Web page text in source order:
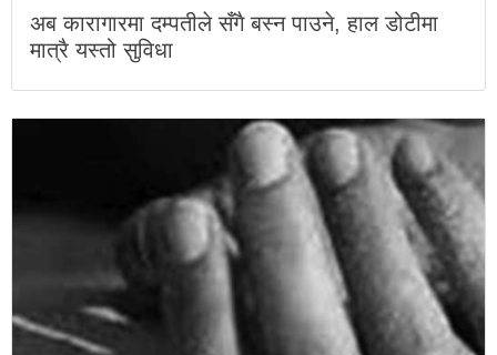
अब कारागारमा दम्पतीले सँगै बस्न पाउने, हाल डोटीमा
मात्रै यस्तो सुविधा